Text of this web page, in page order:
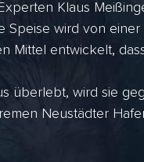
Klaus
Speise wird von
Mittel entwickelt,
überlebt, wird sie
Neustädter